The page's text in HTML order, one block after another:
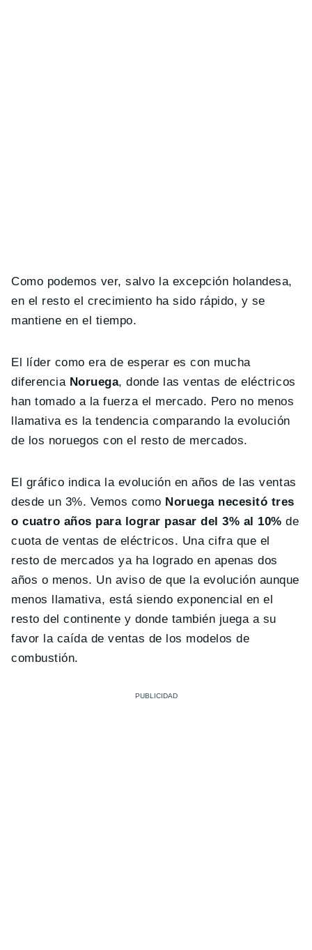
Como podemos ver, salvo la excepción holandesa,
en el resto el crecimiento ha sido rápido, y se
mantiene en el tiempo.
El líder como era de esperar es con mucha
diferencia Noruega, donde las ventas de eléctricos
han tomado a la fuerza el mercado. Pero no menos
llamativa es la tendencia comparando la evolución
de los noruegos con el resto de mercados.
El gráfico indica la evolución en años de las ventas
desde un 3%. Vemos como Noruega necesitó tres
o cuatro años para lograr pasar del 3% al 10% de
cuota de ventas de eléctricos. Una cifra que el
resto de mercados ya ha logrado en apenas dos
años o menos. Un aviso de que la evolución aunque
menos llamativa, está siendo exponencial en el
resto del continente y donde también juega a su
favor la caída de ventas de los modelos de
combustión.